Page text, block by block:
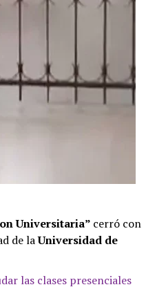
Universitaria” cerró con
de laUniversidad de
las clases presenciales